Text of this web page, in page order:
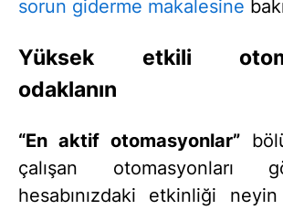
sorun giderme makalesine
Yüksek etkili
odaklanın
“En aktif otomasyonlar”
çalışan otomasyonları
hesabınızdaki etkinliği